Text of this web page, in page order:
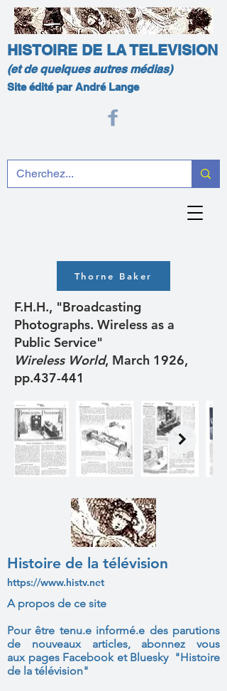
HISTOIRE DE LA TELEVISION
(et de quelques autres médias)
Site édité par André Lange
Thorne Baker
F.H.H., "Broadcasting
Photographs. Wireless as a
Public Service"
Wireless World, March 1926,
pp.437-441
Histoire de la télévision
https://www.histv.net
A propos de ce site
Pour être tenu.e informé.e des parutions
de nouveaux articles, abonnez vous
aux pages Facebook et Bluesky "Histoire
de la télévision"